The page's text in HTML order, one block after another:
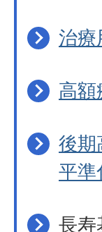
治療
高額
後期
平準
長寿